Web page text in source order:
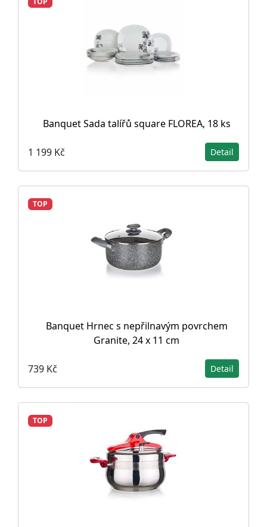
Banquet Sada talířů square FLOREA, 18 ks
1 199 Kč Detail
TOP
Banquet Hrnec s nepřilnavým povrchem
Granite, 24 x 11 cm
739 Kč Detail
TOP